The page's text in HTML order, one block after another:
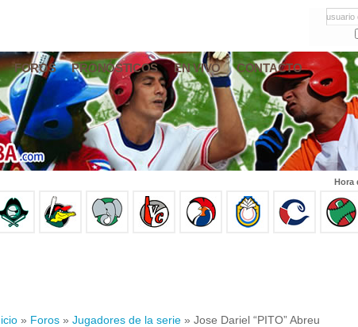
usuario
FOROS PRONÓSTICOS EN VIVO CONTACTO
Hora
» Foros » Jugadores de la serie » Jose Dariel “PITO” Abreu